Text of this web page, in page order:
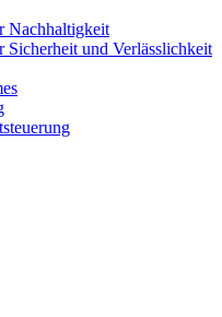
Nachhaltigkeit
Sicherheit und Verlässlichkeit